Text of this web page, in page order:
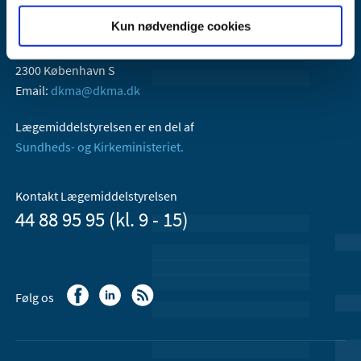
Kun nødvendige cookies
Lægemiddelstyrelsen
Axel Heides Gade 1
2300 København S
Email: dkma@dkma.dk
Lægemiddelstyrelsen er en del af
Sundheds- og Kirkeministeriet.
Kontakt Lægemiddelstyrelsen
44 88 95 95 (kl. 9 - 15)
Følg os